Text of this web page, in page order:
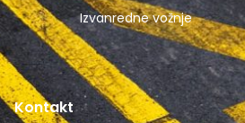
Izvanredne vožnje
Kontakt